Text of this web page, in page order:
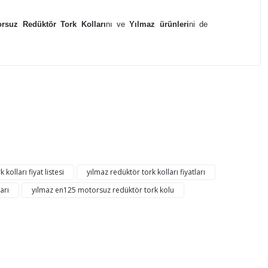
Redüktör Tork Kollarını veYılmaz ürünlerini de
kolları fiyat listesi
yılmaz redüktör tork kolları fiyatları
yılmaz en125 motorsuz redüktör tork kolu